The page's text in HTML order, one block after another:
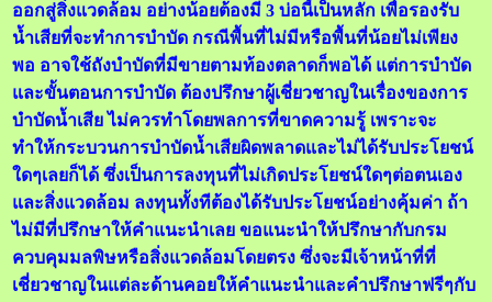
ออกสู่สิ่งแวดล้อม อย่างน้อยต้องมี 3 บ่อนี้เป็นหลัก เพื่อรองรับ
น้ำเสียที่จะทำการบำบัด กรณีพื้นที่ไม่มีหรือพื้นที่น้อยไม่เพียง
พอ อาจใช้ถังบำบัดที่มีขายตามท้องตลาดก็พอได้ แต่การบำบัด
และขั้นตอนการบำบัด ต้องปรึกษาผู้เชี่ยวชาญในเรื่องของการ
บำบัดน้ำเสีย ไม่ควรทำโดยพลการที่ขาดความรู้ เพราะจะ
ทำให้กระบวนการบำบัดน้ำเสียผิดพลาดและไม่ได้รับประโยชน์
ใดๆเลยก็ได้ ซึ่งเป็นการลงทุนที่ไม่เกิดประโยชน์ใดๆต่อตนเอง
และสิ่งแวดล้อม ลงทุนทั้งทีต้องได้รับประโยชน์อย่างคุ้มค่า ถ้า
ไม่มีที่ปรึกษาให้คำแนะนำเลย ขอแนะนำให้ปรึกษากับกรม
ควบคุมมลพิษหรือสิ่งแวดล้อมโดยตรง ซึ่งจะมีเจ้าหน้าที่ที่
เชี่ยวชาญในแต่ละด้านคอยให้คำแนะนำและคำปรึกษาฟรีๆกับ